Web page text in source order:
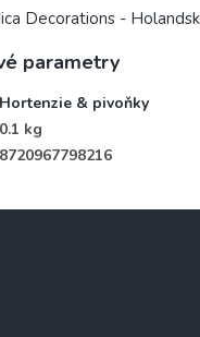
Decorations -
parametry
Hortenzie & pivoňky
0.1 kg
8720967798216